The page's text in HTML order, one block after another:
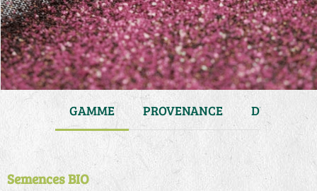
GAMME PROVENANCE DURÉE DE
Semences BIO